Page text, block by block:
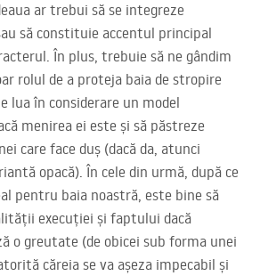
ar trebui să se integreze
să constituie accentul principal
În plus, trebuie să ne gândim
rolul de a proteja baia de stropire
lua în considerare un model
menirea ei este și să păstreze
care face duș (dacă da, atunci
opacă). În cele din urmă, după ce
pentru baia noastră, este bine să
execuției și faptului dacă
o greutate (de obicei sub forma unei
căreia se va așeza impecabil și